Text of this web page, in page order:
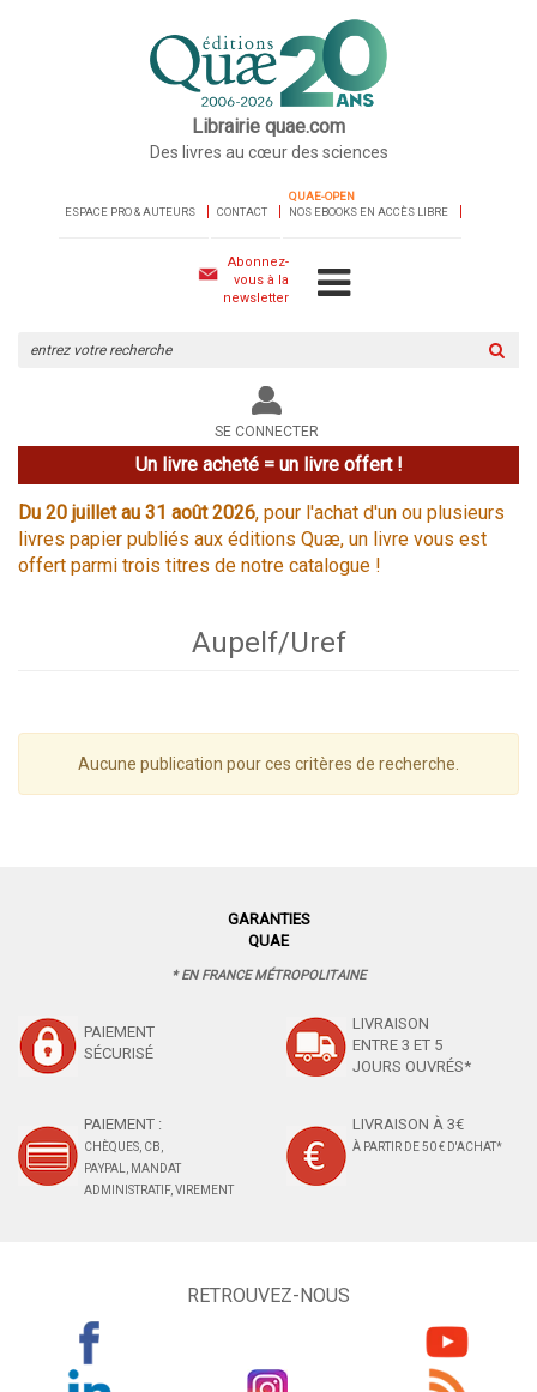
Librairie quae.com
Des livres au cœur des sciences
ESPACE PRO & AUTEURS CONTACT
QUAE-OPEN
NOS EBOOKS EN ACCÈS LIBRE
Abonnez-
vous à la
newsletter
le
site
SE CONNECTER
Un livre acheté = un livre offert !
Du 20 juillet au 31 août 2026, pour l'achat d'un ou plusieurs
livres papier publiés aux éditions Quæ, un livre vous est
offert parmi trois titres de notre catalogue !
Aupelf/Uref
Aucune publication pour ces critères de recherche.
GARANTIES
QUAE
* EN FRANCE MÉTROPOLITAINE
PAIEMENT
SÉCURISÉ
LIVRAISON
ENTRE 3 ET 5
JOURS OUVRÉS*
PAIEMENT :
CHÈQUES, CB,
PAYPAL, MANDAT
ADMINISTRATIF, VIREMENT
LIVRAISON À 3€
À PARTIR DE 50 € D'ACHAT*
RETROUVEZ-NOUS